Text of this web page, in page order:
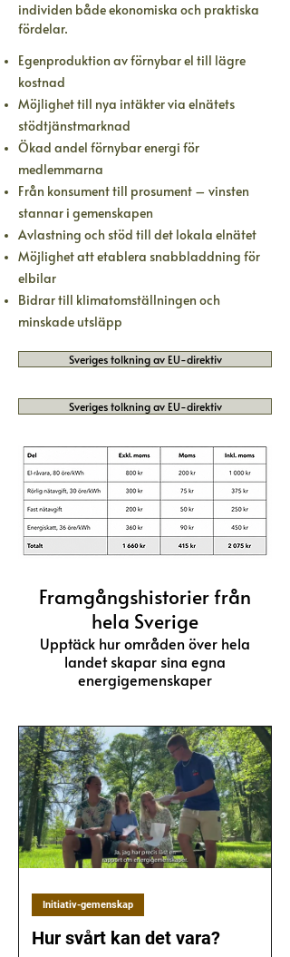
individen både ekonomiska och praktiska
fördelar.
Egenproduktion av förnybar el till lägre
kostnad
Möjlighet till nya intäkter via elnätets
stödtjänstmarknad
Ökad andel förnybar energi för
medlemmarna
Från konsument till prosument – vinsten
stannar i gemenskapen
Avlastning och stöd till det lokala elnätet
Möjlighet att etablera snabbladdning för
elbilar
Bidrar till klimatomställningen och
minskade utsläpp
Sveriges tolkning av EU-direktiv
Sveriges tolkning av EU-direktiv
Framgångshistorier från
hela Sverige
Upptäck hur områden över hela
landet skapar sina egna
energigemenskaper
Hur svårt kan det vara?
Initiativ-gemenskap